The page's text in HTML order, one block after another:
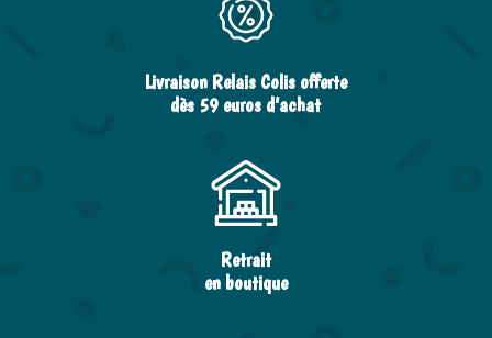
Livraison Relais Colis offerte
dès 59 euros d’achat
Retrait
en boutique